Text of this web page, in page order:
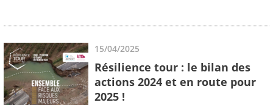
15/04/2025
Résilience tour : le bilan des
actions 2024 et en route pour
2025 !